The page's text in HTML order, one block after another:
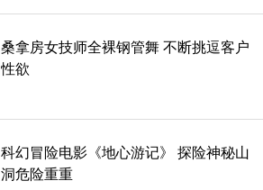
桑拿房女技师全裸钢管舞 不断挑逗客户
性欲
科幻冒险电影《地心游记》 探险神秘山
洞危险重重